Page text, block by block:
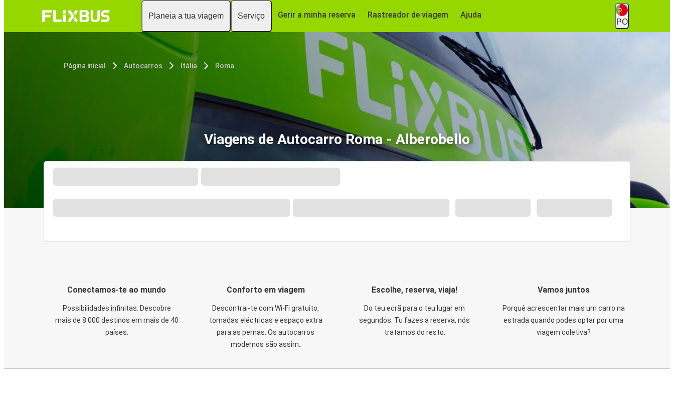
Planeia a tua viagem Serviço Gerir a minha reserva Rastreador de viagem Ajuda
PO
Página inicial Autocarros Itália Roma
Viagens de Autocarro Roma - Alberobello
Conectamos-te ao mundo
Possibilidades infinitas. Descobre
mais de 8 000 destinos em mais de 40
países.
Conforto em viagem
Descontrai-te com Wi-Fi gratuito,
tomadas eléctricas e espaço extra
para as pernas. Os autocarros
modernos são assim.
Escolhe, reserva, viaja!
Do teu ecrã para o teu lugar em
segundos. Tu fazes a reserva, nós
tratamos do resto.
Vamos juntos
Porquê acrescentar mais um carro na
estrada quando podes optar por uma
viagem coletiva?